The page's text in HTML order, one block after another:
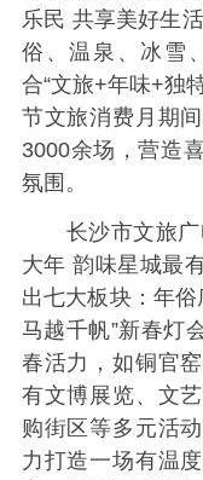
乐民 共享美好生
俗、温泉、冰雪
合“文旅+年味+独
节文旅消费月期
3000余场，营造
氛围。
长沙市文旅广
大年 韵味星城最
出七大板块：年俗
马越千帆”新春灯
春活力，如铜官
有文博展览、文
购街区等多元活
力打造一场有温